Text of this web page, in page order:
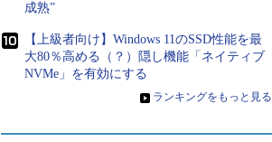
成熟”
【上級者向け】Windows 11のSSD性能を最
大80％高める（？）隠し機能「ネイティブ
NVMe」を有効にする
» ランキングをもっと見る